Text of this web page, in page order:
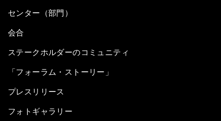
センター（部門）
会合
ステークホルダーのコミュニティ
「フォーラム・ストーリー」
プレスリリース
フォトギャラリー